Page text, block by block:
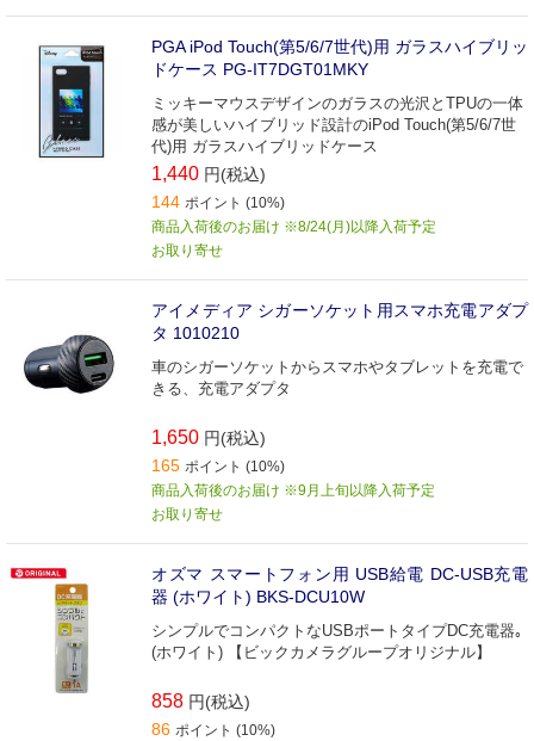
PGA iPod Touch(第5/6/7世代)用 ガラスハイブリッ
ドケース PG-IT7DGT01MKY
ミッキーマウスデザインのガラスの光沢とTPUの一体
感が美しいハイブリッド設計のiPod Touch(第5/6/7世
代)用 ガラスハイブリッドケース
1,440 円(税込)
144 ポイント (10%)
商品入荷後のお届け ※8/24(月)以降入荷予定
お取り寄せ
アイメディア シガーソケット用スマホ充電アダプ
タ 1010210
車のシガーソケットからスマホやタブレットを充電で
きる、充電アダプタ
1,650 円(税込)
165 ポイント (10%)
商品入荷後のお届け ※9月上旬以降入荷予定
お取り寄せ
オズマ スマートフォン用 USB給電 DC-USB充電
器 (ホワイト) BKS-DCU10W
シンプルでコンパクトなUSBポートタイプDC充電器｡
(ホワイト) 【ビックカメラグループオリジナル】
858 円(税込)
86 ポイント (10%)